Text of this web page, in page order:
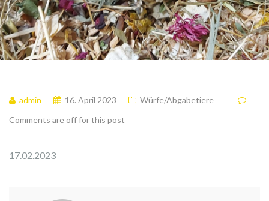
admin 16. April 2023
Würfe/Abgabetiere
Comments are off for this post
17.02.2023